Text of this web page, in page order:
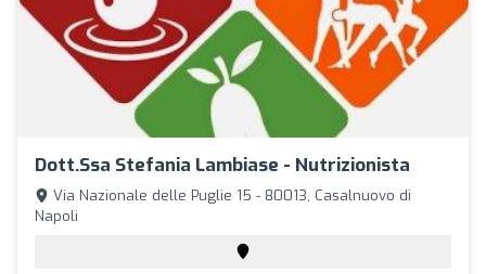
Dott.ssa Stefania Lambiase - Nutrizionista
Via Nazionale delle Puglie 15 - 80013, Casalnuovo di
Napoli